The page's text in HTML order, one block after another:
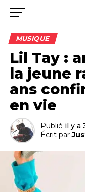
MUSIQUE
Lil Tay :
la jeune
ans
en vie
Publié il y a
Écrit par